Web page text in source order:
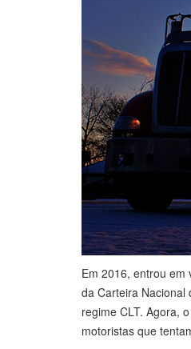
Em 2016, entrou em
da Carteira Nacional
regime CLT. Agora,
motoristas que